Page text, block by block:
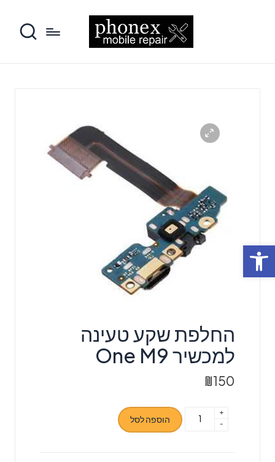
פתח סרגל נגישות
החלפת שקע טעינה
למכשיר One M9
₪150
כמות
-
+
הוספה לסל